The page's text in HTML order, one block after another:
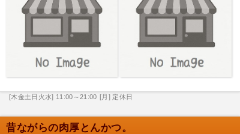
[木金土日火水] 11:00～21:00 [月] 定休日
昔ながらの肉厚とんかつ。